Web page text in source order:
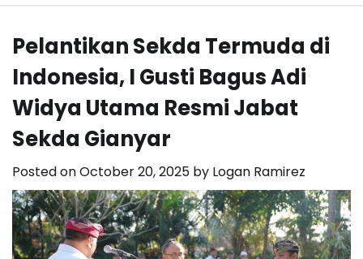
Pelantikan Sekda Termuda di
Indonesia, I Gusti Bagus Adi
Widya Utama Resmi Jabat
Sekda Gianyar
Posted onOctober 20, 2025 by Logan Ramirez